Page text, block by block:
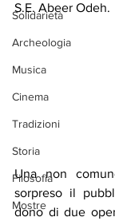
Solidarietà
Archeologia
Musica
Cinema
Tradizioni
Storia
Filosofia
Mostre
S.E. Abeer Odeh.
Una non
sorpreso il
dono di due